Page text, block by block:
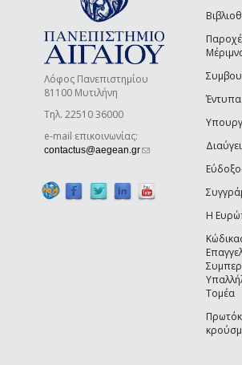
Λόφος Πανεπιστημίου
81100 Μυτιλήνη
Τηλ. 22510 36000
e-mail επικοινωνίας:
contactus@aegean.gr(link sends e-mail)
Έντυπα
Η
Τομέα